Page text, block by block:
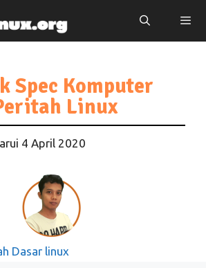
Spec Komputer
Linux
4 April 2020
Dasar linux